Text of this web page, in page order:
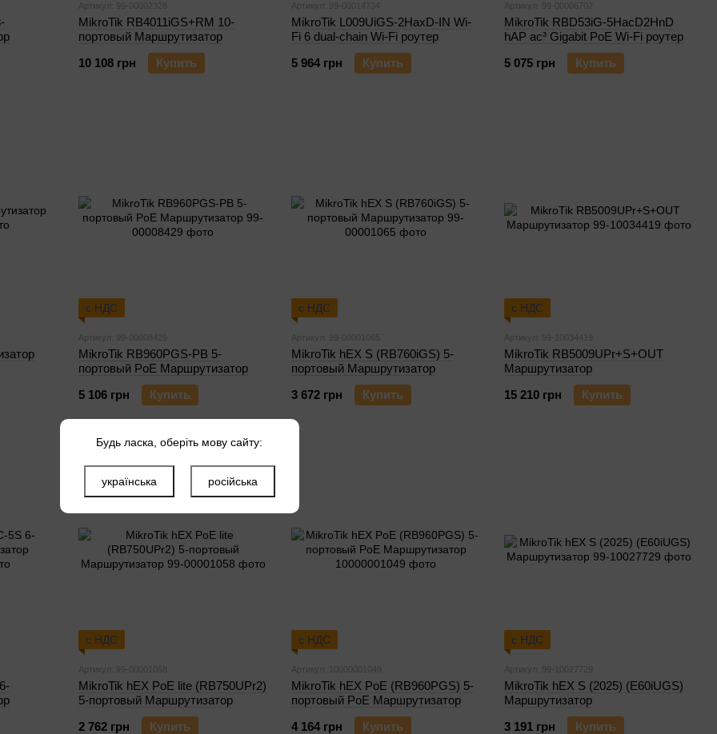
Артикул: 99-00002328
MikroTik RB4011iGS+RM 10-
портовый Маршрутизатор
10 108 грн
Купить
Артикул: 99-00014734
MikroTik L009UiGS-2HaxD-IN Wi-
Fi 6 dual-chain Wi-Fi роутер
5 964 грн
Купить
Артикул: 99-00006702
MikroTik RBD53iG-5HacD2HnD
hAP ac³ Gigabit PoE Wi-Fi роутер
5 075 грн
Купить
с НДС
Артикул: 99-00008429
MikroTik RB960PGS-PB 5-
портовый PoE Маршрутизатор
5 106 грн
Купить
с НДС
Артикул: 99-00001065
MikroTik hEX S (RB760iGS) 5-
портовый Маршрутизатор
3 672 грн
Купить
с НДС
Артикул: 99-10034419
MikroTik RB5009UPr+S+OUT
Маршрутизатор
15 210 грн
Купить
с НДС
Артикул: 99-00001058
MikroTik hEX PoE lite (RB750UPr2)
5-портовый Маршрутизатор
2 762 грн
Купить
с НДС
Артикул: 10000001049
MikroTik hEX PoE (RB960PGS) 5-
портовый PoE Маршрутизатор
4 164 грн
Купить
с НДС
Артикул: 99-10027729
MikroTik hEX S (2025) (E60iUGS)
Маршрутизатор
3 191 грн
Купить
Будь ласка, оберіть мову сайту:
українська російська